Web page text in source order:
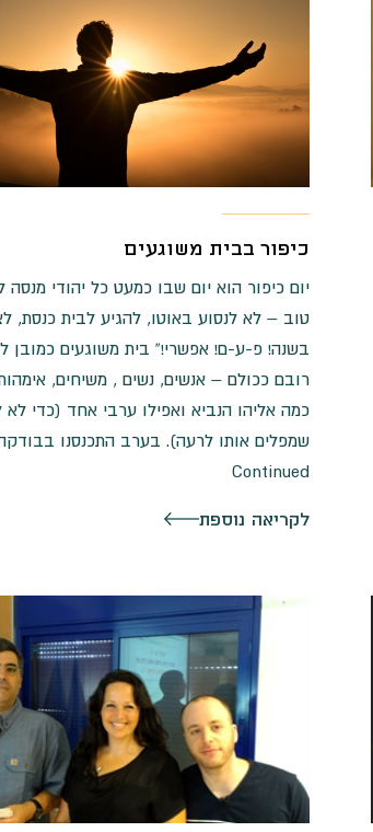
כיפור בבית משוגעים
יום כיפור הוא יום שבו כמעט כל יהודי
טוב – לא לנסוע באוטו, להגיע לבית כנסת,
בשנה! פ-ע-ם! אפשרי!” בית משוגעים כמובן
רובם ככולם – אנשים, נשים , משיחים,
כמה אליהו הנביא ואפילו ערבי אחד (כדי לא
שמפלים אותו לרעה). בערב התכנסנו
Continued
לקריאה נוספת